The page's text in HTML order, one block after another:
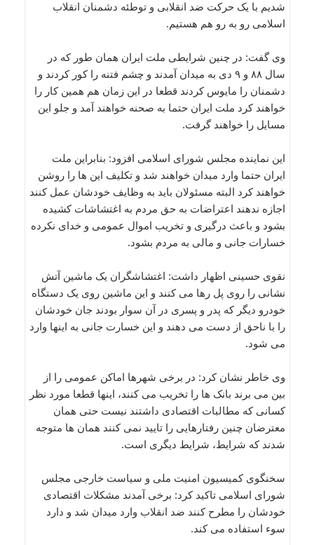
شدیم با یک حرکت ضد انقلابی و توطئه دشمنان انقلاب
اسلامی رو به رو هم هستیم.
وی گفت: در چنین شرایطی ملت ایران همان طور که در
سال ۸۸ و ۹ دی به میدان آمدند و چشم فتنه را کور کردند و
دشمنان را مایوس کردند قطعا در این زمان هم همین کار را
خواهند کرد ملت ایران حتما به صحنه خواهند آمد و جلو این
مسایل را خواهند گرفت.
این نماینده مجلس شورای اسلامی افزود: بنابراین ملت
ایران حتما وارد میدان خواهند شد و تکلیف این ها را روشن
خواهند کرد البته مسئولان باید به وظایف خودشان عمل کنند
اجازه ندهند اعتراضات به حق مردم به اغتشاشات کشیده
بشود و باعث درگیری و تخریب اموال عمومی و خدای نکرده
خسارات جانی و مالی به مردم بشود.
نقوی حسینی اظهار داشت: اغتشاشگران یک ماشین آتش
نشانی را روی پل رها می کنند و این ماشین روی یک دستگاه
خودرو دیگر که پدر و پسری در آن سوار بودند جان خودشان
را با ناحق از دست می دهند و این خسارت جانی به اینها وارد
می شود.
وی خاطر نشان کرد: در برخی شهرها اماکن عمومی را از
بین می برند بانک ها را تخریب می کنند، اینها قطعا مورد نظر
کسانی که مطالبات اقتصادی داشتند نیست حتی همان
معترضان چنین رفتارهایی را تایید نمی کنند همان ها متوجه
شدند که شرایط، شرایط دیگری است.
سخنگوی کمیسیون امنیت ملی و سیاست خارجی مجلس
شورای اسلامی تاکید کرد: برخی آمدند مشکلات اقتصادی
خودشان را مطرح کنند ضد انقلاب وارد میدان شد و دارد
سوء استفاده می کند.